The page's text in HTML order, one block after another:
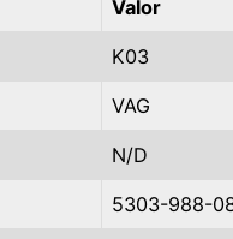
Valor
K03
VAG
N/D
5303-988-